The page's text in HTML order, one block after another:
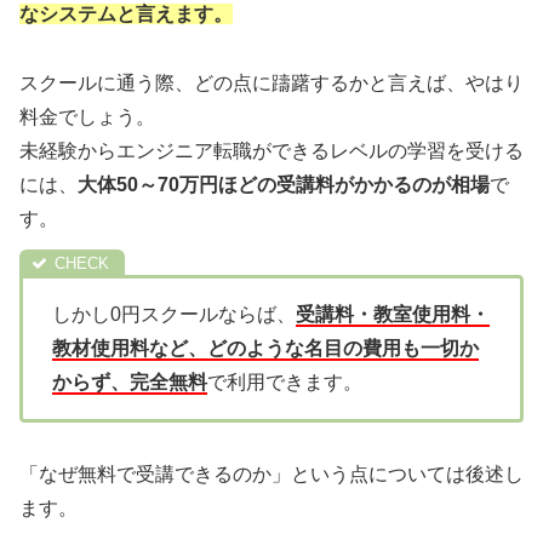
なシステムと言えます。
スクールに通う際、どの点に躊躇するかと言えば、やはり
料金でしょう。
未経験からエンジニア転職ができるレベルの学習を受ける
には、 大体50～70万円ほどの受講料がかかるのが相場で
す。
しかし0円スクールならば、 受講料・教室使用料・
教材使用料など、どのような名目の費用も一切か
からず、完全無料で利用できます。
「なぜ無料で受講できるのか」という点については後述し
ます。